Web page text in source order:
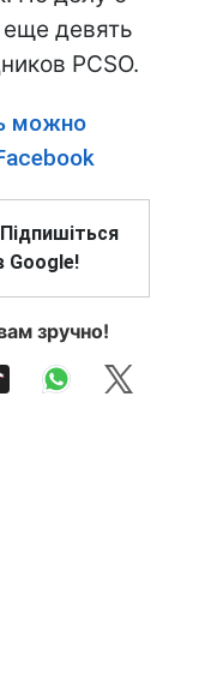
девять
PCSO.
можно
Google!
зручно!